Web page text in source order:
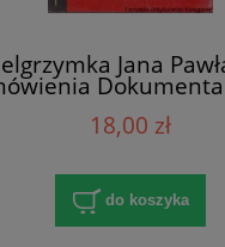
Jana
18,00 zł
do koszyka